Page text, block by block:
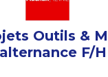
Outils &
F/H